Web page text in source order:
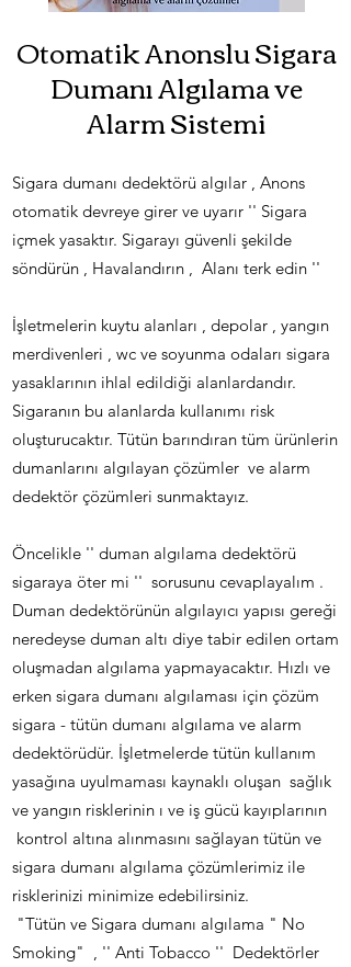
Otomatik Anonslu Sigara
Dumanı Algılama ve
Alarm Sistemi
Sigara dumanı dedektörü algılar , Anons
otomatik devreye girer ve uyarır '' Sigara
içmek yasaktır. Sigarayı güvenli şekilde
söndürün , Havalandırın , Alanı terk edin ''
İşletmelerin kuytu alanları , depolar , yangın
merdivenleri , wc ve soyunma odaları sigara
yasaklarının ihlal edildiği alanlardandır.
Sigaranın bu alanlarda kullanımı risk
oluşturucaktır. Tütün barındıran tüm ürünlerin
dumanlarını algılayan çözümler ve alarm
dedektör çözümleri sunmaktayız.
Öncelikle '' duman algılama dedektörü
sigaraya öter mi '' sorusunu cevaplayalım .
Duman dedektörünün algılayıcı yapısı gereği
neredeyse duman altı diye tabir edilen ortam
oluşmadan algılama yapmayacaktır. Hızlı ve
erken sigara dumanı algılaması için çözüm
sigara - tütün dumanı algılama ve alarm
dedektörüdür. İşletmelerde tütün kullanım
yasağına uyulmaması kaynaklı oluşan sağlık
ve yangın risklerinin ı ve iş gücü kayıplarının
kontrol altına alınmasını sağlayan tütün ve
sigara dumanı algılama çözümlerimiz ile
risklerinizi minimize edebilirsiniz.
"Tütün ve Sigara dumanı algılama " No
Smoking" , '' Anti Tobacco '' Dedektörler